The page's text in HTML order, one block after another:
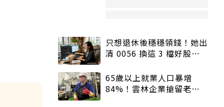
只想退休後穩穩領錢！她出
清 0056 換這 3 檔好股：
65歲以上就業人口暴增
84%！雲林企業搶留老員